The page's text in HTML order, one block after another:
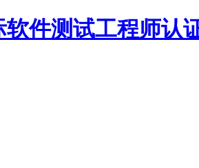
件测试工程师认